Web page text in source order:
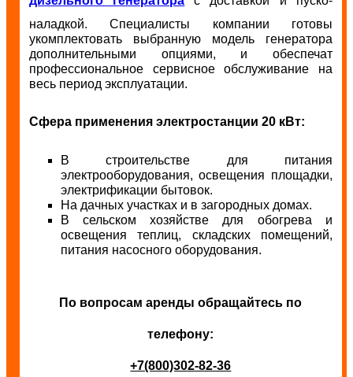
наладкой. Специалисты компании готовы
укомплектовать выбранную модель генератора
дополнительными опциями, и обеспечат
профессиональное сервисное обслуживание на
весь период эксплуатации.
Сфера применения электростанции 20 кВт:
В строительстве для питания
электрооборудования, освещения площадки,
электрификации бытовок.
На дачных участках и в загородных домах.
В сельском хозяйстве для обогрева и
освещения теплиц, складских помещений,
питания насосного оборудования.
По вопросам аренды обращайтесь по
телефону:
+7(800)302-82-36